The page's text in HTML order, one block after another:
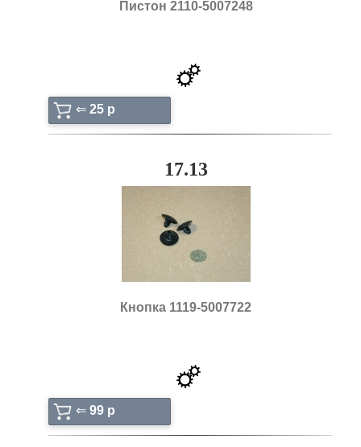
Пистон 2110-5007248
⇐ 25 p
17.13
Кнопка 1119-5007722
⇐ 99 p